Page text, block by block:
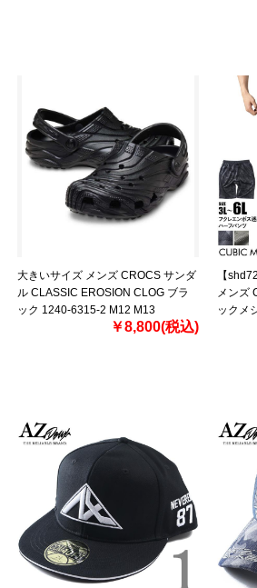
大きいサイズ メンズ CROCS サンダ
ル CLASSIC EROSION CLOG ブラ
ック 1240-6315-2 M12 M13
￥8,800(税込)
【
メンズ
ックメ
柄 シ
パン